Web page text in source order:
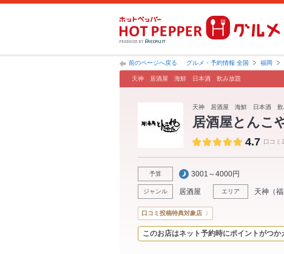
前のページへ戻る グルメ・予約情報 全国 福岡
天神 居酒屋 海鮮 日本酒 飲み放題
天神 居酒屋 海鮮 日本酒
居酒屋とんこ
4.7 口コミ
予算 3001～4000円
ジャンル 居酒屋 エリア 天神 （
口コミ投稿特典対象店
このお店はネット予約時にポイントがつか